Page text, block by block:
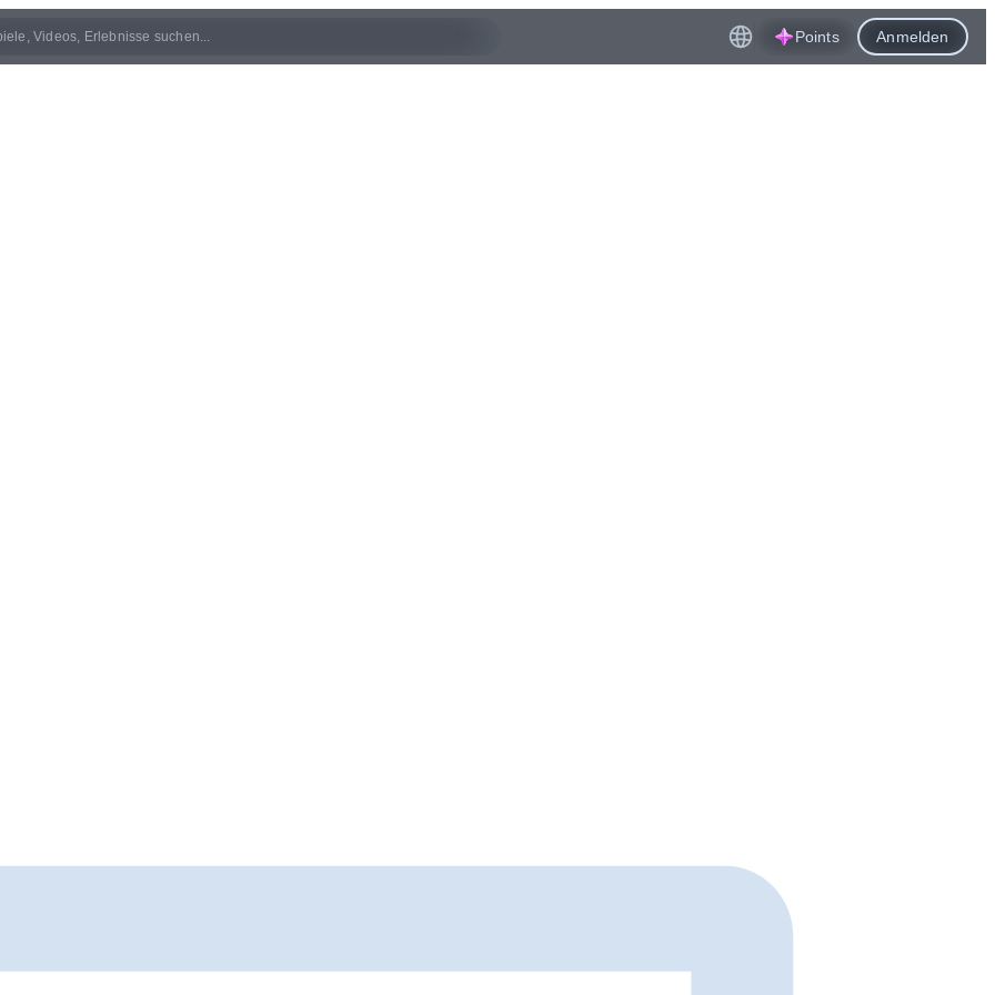
Points Anmelden